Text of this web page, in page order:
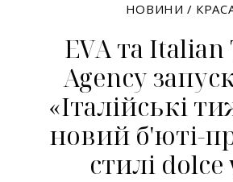
НОВИНИ /
EVA та Italian
Agency
«Італійські
новий б'юті-
стилі